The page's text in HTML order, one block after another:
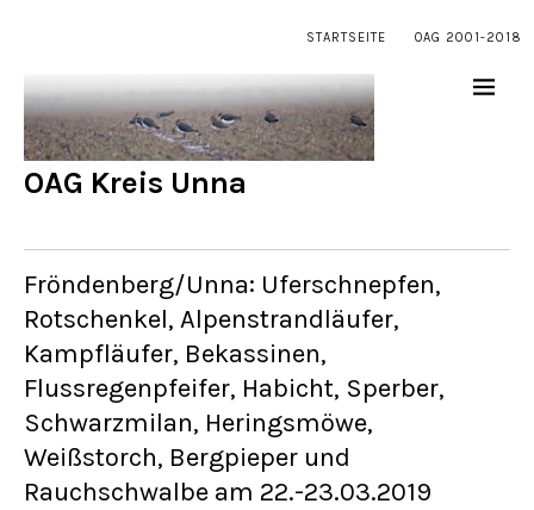
STARTSEITE OAG 2001-2018
OAG Kreis Unna
Fröndenberg/Unna: Uferschnepfen,
Rotschenkel, Alpenstrandläufer,
Kampfläufer, Bekassinen,
Flussregenpfeifer, Habicht, Sperber,
Schwarzmilan, Heringsmöwe,
Weißstorch, Bergpieper und
Rauchschwalbe am 22.-23.03.2019